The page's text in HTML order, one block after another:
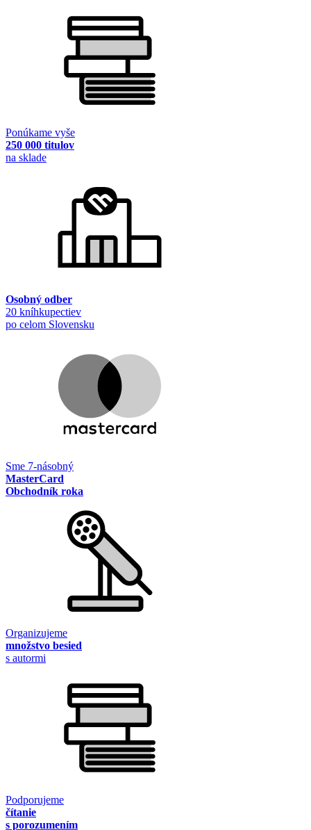
Ponúkame vyše
250 000 titulov
na sklade
Osobný odber
20 kníhkupectiev
po celom Slovensku
Sme 7-násobný
MasterCard
Obchodník roka
Organizujeme
množstvo besied
s autormi
Podporujeme
čítanie
s porozumením